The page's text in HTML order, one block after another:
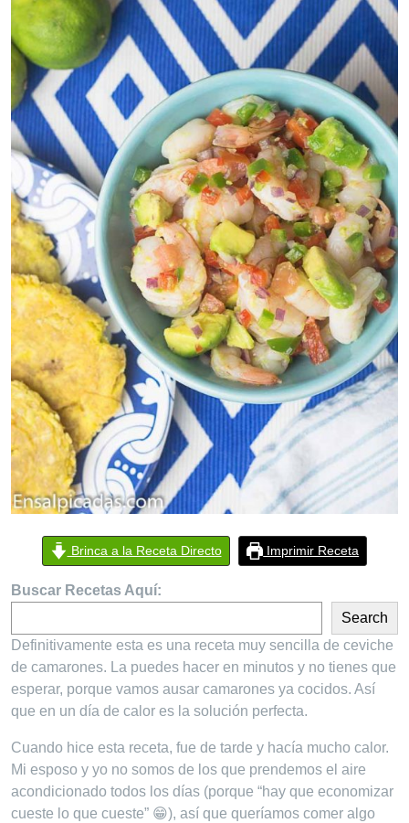
Brinca a la Receta Directo Imprimir Receta
Buscar Recetas Aquí:
Search
Definitivamente esta es una receta muy sencilla de ceviche
de camarones. La puedes hacer en minutos y no tienes que
esperar, porque vamos ausar camarones ya cocidos. Así
que en un día de calor es la solución perfecta.
Cuando hice esta receta, fue de tarde y hacía mucho calor.
Mi esposo y yo no somos de los que prendemos el aire
acondicionado todos los días (porque “hay que economizar
cueste lo que cueste” 😁), así que queríamos comer algo